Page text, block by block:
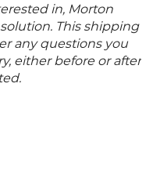
in, Morton
This shipping
any questions you
either before or after